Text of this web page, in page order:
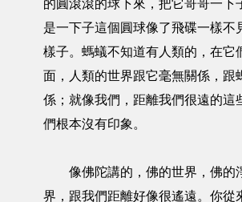
的圓滾滾的球下來，把它哥哥一下
是一下子這個圓球像了飛碟一樣不
樣子。螞蟻不知道有人類的，在它
面，人類的世界跟它毫無關係，跟
係；就像我們，距離我們很遠的這
們根本沒有印象。
像佛陀講的，佛的世界，佛的
界，跟我們距離好像很遙遠。你從